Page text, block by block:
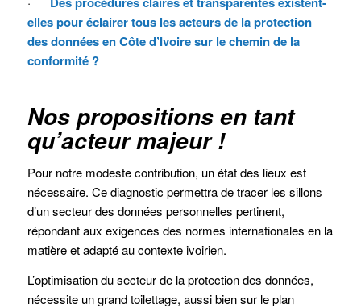
elles pour éclairer tous les acteurs de la protection
des données en Côte d’Ivoire sur le chemin de la
conformité ?
Nos propositions en tant
qu’acteur majeur !
Pour notre modeste contribution, un état des lieux est
nécessaire. Ce diagnostic permettra de tracer les sillons
d’un secteur des données personnelles pertinent,
répondant aux exigences des normes internationales en la
matière et adapté au contexte ivoirien.
L’optimisation du secteur de la protection des données,
nécessite un grand toilettage, aussi bien sur le plan